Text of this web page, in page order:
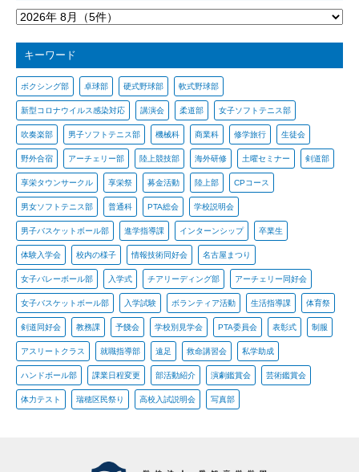
キーワード
ボクシング部 卓球部 硬式野球部 軟式野球部
新型コロナウイルス感染対応 講演会 柔道部 女子ソフトテニス部
吹奏楽部 男子ソフトテニス部 機械科 商業科 修学旅行 生徒会
野外合宿 アーチェリー部 陸上競技部 海外研修 土曜セミナー 剣道部
享栄タウンサークル 享栄祭 募金活動 陸上部 CPコース
男女ソフトテニス部 普通科 PTA総会 学校説明会
男子バスケットボール部 進学指導課 インターンシップ 卒業生
体験入学会 校内の様子 情報技術同好会 名古屋まつり
女子バレーボール部 入学式 チアリーディング部 アーチェリー同好会
女子バスケットボール部 入学試験 ボランティア活動 生活指導課 体育祭
剣道同好会 教務課 予餞会 学校別見学会 PTA委員会 表彰式 制服
アスリートクラス 就職指導部 遠足 救命講習会 私学助成
ハンドボール部 課業日程変更 部活動紹介 演劇鑑賞会 芸術鑑賞会
体力テスト 瑞穂区民祭り 高校入試説明会 写真部